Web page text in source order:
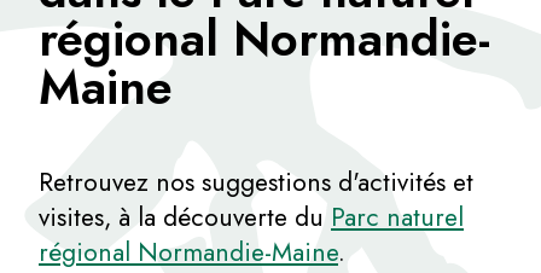
régional Normandie-
Maine
Retrouvez nos suggestions d'activités et
visites, à la découverte du Parc naturel
régional Normandie-Maine.